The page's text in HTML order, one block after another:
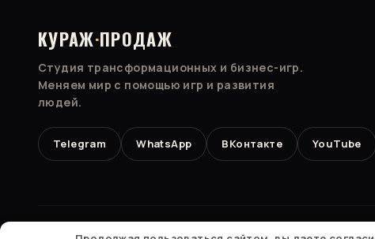
КУРАЖ·ПРОДАЖ
Студия трансформационных и бизнес-игр.
Меняем мир с помощью игр и развития
людей.
Telegram WhatsApp ВКонтакте YouTube
© 2026 ИП Сазонов Борис Тимофеевич · ОГРНИП